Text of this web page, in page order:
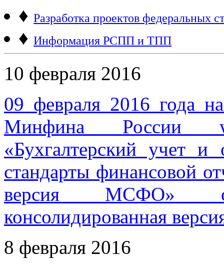
♦ Разработка проектов федеральных
♦ Информация РСПП и ТПП
10 февраля 2016
09 февраля 2016 года
Минфина России
«Бухгалтерский учет
стандарты финансовой
версия МСФО»
консолидированная
8 февраля 2016